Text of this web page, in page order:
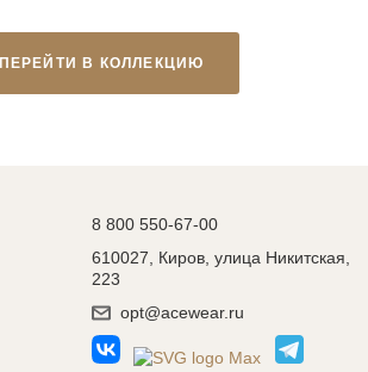
ПЕРЕЙТИ В КОЛЛЕКЦИЮ
8 800 550-67-00
610027, Киров, улица Никитская,
223
opt@acewear.ru